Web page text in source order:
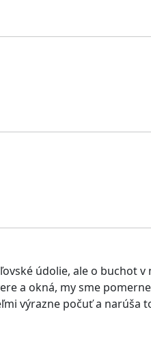
údolie, ale o buchot v
a okná, my sme
výrazne počuť a narúša